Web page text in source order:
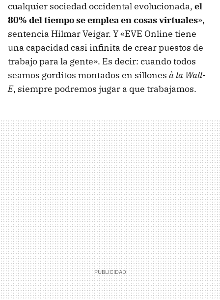
cualquier sociedad occidental evolucionada, el
80% del tiempo se emplea en cosas virtuales»,
sentencia Hilmar Veigar. Y «EVE Online tiene
una capacidad casi infinita de crear puestos de
trabajo para la gente». Es decir: cuando todos
seamos gorditos montados en sillones à la Wall-
E, siempre podremos jugar a que trabajamos.